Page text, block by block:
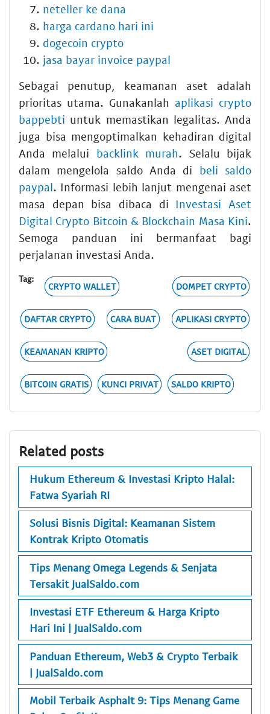
neteller ke dana
harga cardano hari ini
dogecoin crypto
jasa bayar invoice paypal
Sebagai penutup, keamanan aset adalah
prioritas utama. Gunakanlah aplikasi crypto
bappebti untuk memastikan legalitas. Anda
juga bisa mengoptimalkan kehadiran digital
Anda melalui backlink murah. Selalu bijak
dalam mengelola saldo Anda di beli saldo
paypal. Informasi lebih lanjut mengenai aset
masa depan bisa dibaca di Investasi Aset
Digital Crypto Bitcoin & Blockchain Masa Kini.
Semoga panduan ini bermanfaat bagi
perjalanan investasi Anda.
Tag:
CRYPTO WALLET DOMPET CRYPTO
DAFTAR CRYPTO CARA BUAT APLIKASI CRYPTO
KEAMANAN KRIPTO ASET DIGITAL
BITCOIN GRATIS KUNCI PRIVAT SALDO KRIPTO
Related posts
Hukum Ethereum & Investasi Kripto Halal:
Fatwa Syariah RI
Solusi Bisnis Digital: Keamanan Sistem
Kontrak Kripto Otomatis
Tips Menang Omega Legends & Senjata
Tersakit JualSaldo.com
Investasi ETF Ethereum & Harga Kripto
Hari Ini | JualSaldo.com
Panduan Ethereum, Web3 & Crypto Terbaik
| JualSaldo.com
Mobil Terbaik Asphalt 9: Tips Menang Game